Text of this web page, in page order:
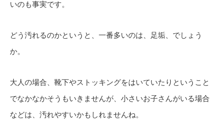
いのも事実です。
どう汚れるのかというと、一番多いのは、足垢、でしょう
か。
大人の場合、靴下やストッキングをはいていたりということ
でなかなかそうもいきませんが、小さいお子さんがいる場合
などは、汚れやすいかもしれませんね。